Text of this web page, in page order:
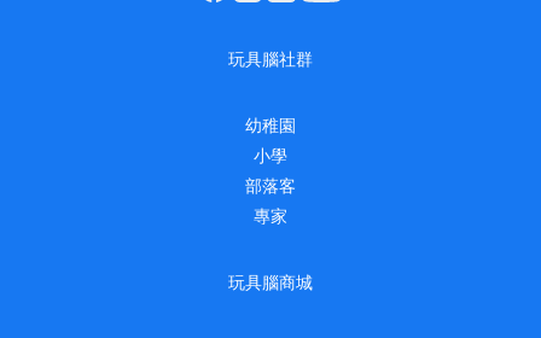
玩具腦社群
幼稚園
小學
部落客
專家
玩具腦商城